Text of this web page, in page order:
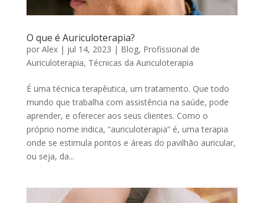
O que é Auriculoterapia?
por Alex| jul 14, 2023 | Blog, Profissional de
Auriculoterapia, Técnicas da Auriculoterapia
É uma técnica terapêutica, um tratamento. Que todo
mundo que trabalha com assistência na saúde, pode
aprender, e oferecer aos seus clientes. Como o
próprio nome indica, “auriculoterapia” é, uma terapia
onde se estimula pontos e áreas do pavilhão auricular,
ou seja, da...